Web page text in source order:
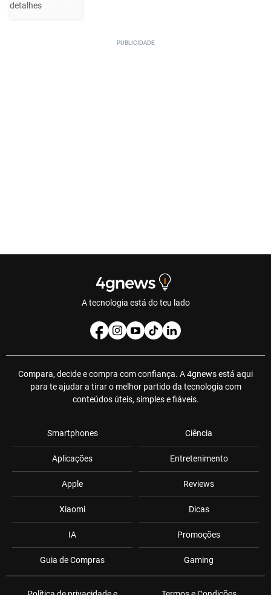
A tecnologia está do teu lado
Compara, decide e compra com confiança. A 4gnews está aqui
para te ajudar a tirar o melhor partido da tecnologia com
conteúdos úteis, simples e fiáveis.
Smartphones
Aplicações
Apple
Xiaomi
IA
Guia de Compras
Ciência
Entretenimento
Reviews
Dicas
Promoções
Gaming